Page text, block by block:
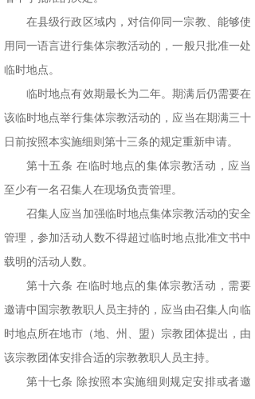
在县级行政区域内，对信仰同一宗教、能够使
用同一语言进行集体宗教活动的，一般只批准一处
临时地点。
临时地点有效期最长为二年。期满后仍需要在
该临时地点举行集体宗教活动的，应当在期满三十
日前按照本实施细则第十三条的规定重新申请。
第十五条 在临时地点的集体宗教活动，应当
至少有一名召集人在现场负责管理。
召集人应当加强临时地点集体宗教活动的安全
管理，参加活动人数不得超过临时地点批准文书中
载明的活动人数。
第十六条 在临时地点的集体宗教活动，需要
邀请中国宗教教职人员主持的，应当由召集人向临
时地点所在地市（地、州、盟）宗教团体提出，由
该宗教团体安排合适的宗教教职人员主持。
第十七条 除按照本实施细则规定安排或者邀